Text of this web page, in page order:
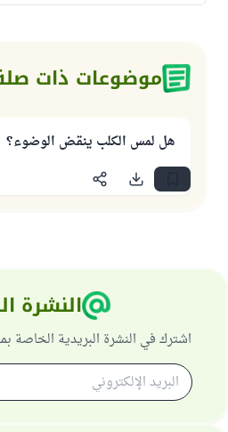
موضوعات ذات
هل لمس الكلب ينقض الوضوء؟
النشرة
اشترك في النشرة البريدية الخاصة